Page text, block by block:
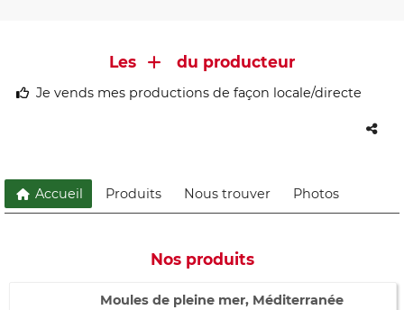
Les du producteur
Je vends mes productions de façon locale/directe
Accueil Produits Nous trouver Photos
Nos produits
Moules de pleine mer, Méditerranée